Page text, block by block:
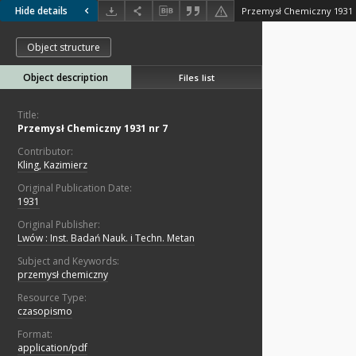
Hide details Przemysł Chemiczny 1931
Object structure
Object description Files list
Title:
Przemysł Chemiczny 1931 nr 7
Contributor:
Kling, Kazimierz
Original Publication Date:
1931
Original Publisher:
Lwów : Inst. Badań Nauk. i Techn. Metan
Subject and Keywords:
przemysł chemiczny
Resource Type:
czasopismo
Format:
application/pdf